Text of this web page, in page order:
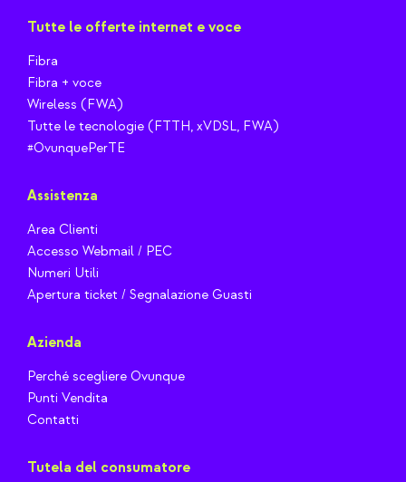
Tutte le offerte internet e voce
Fibra
Fibra + voce
Wireless (FWA)
Tutte le tecnologie (FTTH, xVDSL, FWA)
#OvunquePerTE
Assistenza
Area Clienti
Accesso Webmail / PEC
Numeri Utili
Apertura ticket / Segnalazione Guasti
Azienda
Perché scegliere Ovunque
Punti Vendita
Contatti
Tutela del consumatore